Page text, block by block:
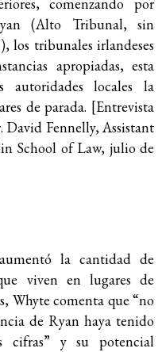
(Alto Tribunal, sin
los tribunales irlandeses
apropiadas, esta
autoridades locales la
de parada. [Entrevista
Fennelly, Assistant
School of Law, julio de
la cantidad de
viven en lugares de
Whyte comenta que “no
de Ryan haya tenido
cifras” y su potencial